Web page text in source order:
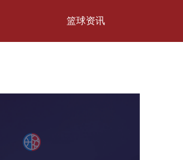
篮球资讯